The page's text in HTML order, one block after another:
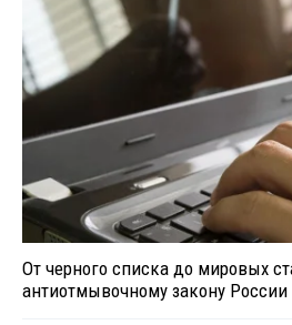
От черного списка до мировых
антиотмывочному закону России